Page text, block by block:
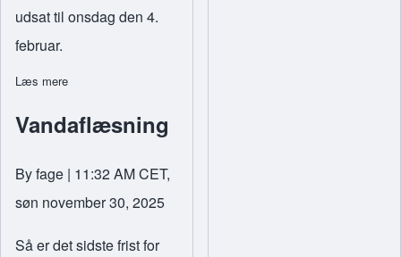
udsat til onsdag den 4.
februar.
Læs mere
Vandaflæsning
Byfage | 11:32 AM CET,
søn november 30, 2025
Så er det sidste frist for